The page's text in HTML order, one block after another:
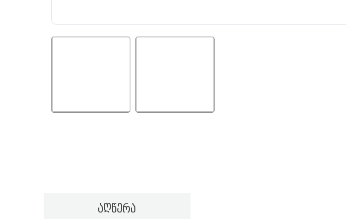
აღწერა